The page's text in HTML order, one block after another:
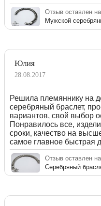
Отзыв оставлен
Юлия
28.08.2017
Решила племяннику на
серебряный браслет,
вариантов, свой выбор
Понравилось все,
сроки, качество на
самое главное быстрая
Отзыв оставлен
Серебряный